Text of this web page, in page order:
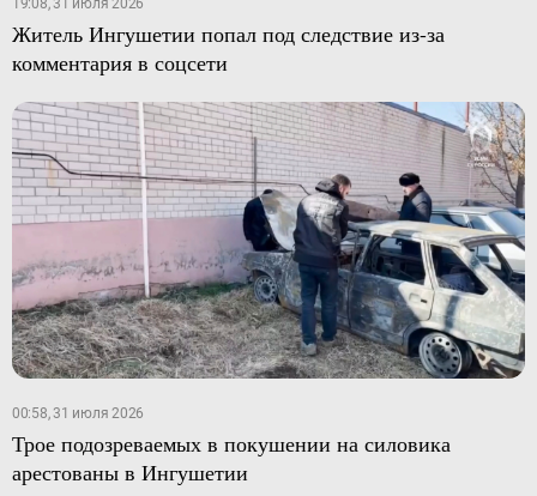
19:08, 31 июля 2026
Житель Ингушетии попал под следствие из-за
комментария в соцсети
00:58, 31 июля 2026
Трое подозреваемых в покушении на силовика
арестованы в Ингушетии